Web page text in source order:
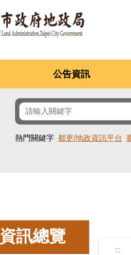
公告資訊
熱門關鍵字 都更/地政資訊平台
資訊總覽
:::